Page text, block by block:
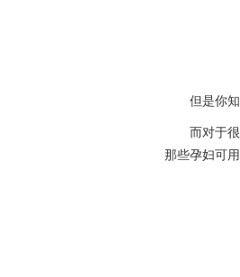
但是你
而对于
那些孕妇可